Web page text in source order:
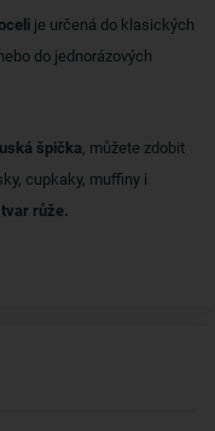
je určená do klasických
do jednorázových
špička, můžete zdobit
cupkaky, muffiny i
růže.